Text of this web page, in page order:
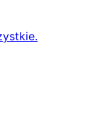
recenzje
.